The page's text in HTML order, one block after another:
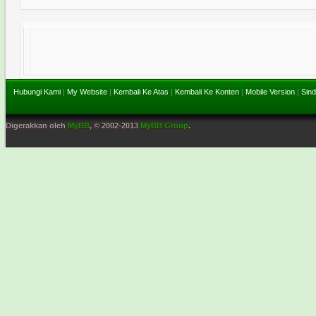
Hubungi Kami | My Website | Kembali Ke Atas | Kembali Ke Konten | Mobile Version |
Digerakkan oleh MyBB, © 2002-2013 MyBB Group.